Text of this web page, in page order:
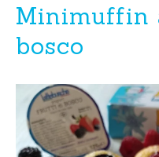
bosco